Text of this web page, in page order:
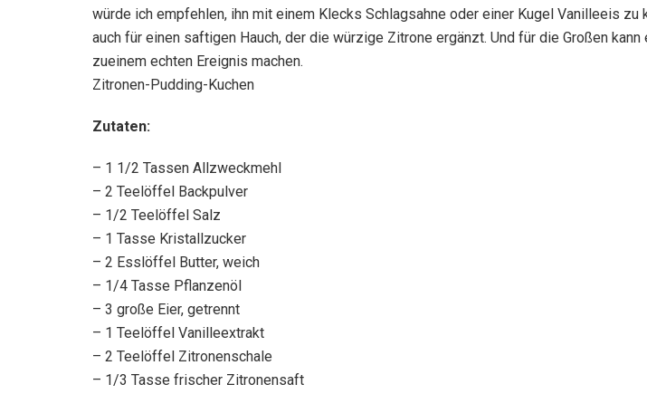
würde ich empfehlen, ihn mit einem Klecks Schlagsahne oder einer Kugel Vanilleeis
auch für einen saftigen Hauch, der die würzige Zitrone ergänzt. Und für die Großen
zueinem echten Ereignis machen.
Zitronen-Pudding-Kuchen
Zutaten:
– 1 1/2 Tassen Allzweckmehl
– 2 Teelöffel Backpulver
– 1/2 Teelöffel Salz
– 1 Tasse Kristallzucker
– 2 Esslöffel Butter, weich
– 1/4 Tasse Pflanzenöl
– 3 große Eier, getrennt
– 1 Teelöffel Vanilleextrakt
– 2 Teelöffel Zitronenschale
– 1/3 Tasse frischer Zitronensaft